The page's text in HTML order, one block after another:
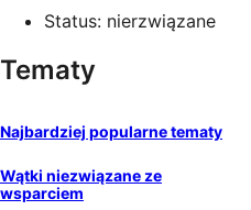
Status: nierzwiązane
Tematy
Najbardziej popularne tematy
Wątki niezwiązane ze
wsparciem